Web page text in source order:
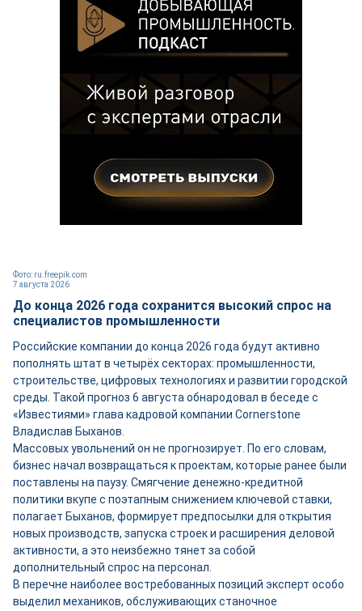
7 августа 2026
Фото: ru.freepik.com
До конца 2026 года сохранится высокий спрос на
специалистов промышленности
Российские компании до конца 2026 года будут активно
пополнять штат в четырёх секторах: промышленности,
строительстве, цифровых технологиях и развитии городской
среды. Такой прогноз 6 августа обнародовал в беседе с
«Известиями» глава кадровой компании Cornerstone
Владислав Быханов.
Массовых увольнений он не прогнозирует. По его словам,
бизнес начал возвращаться к проектам, которые ранее были
поставлены на паузу. Смягчение денежно-кредитной
политики вкупе с поэтапным снижением ключевой ставки,
полагает Быханов, формирует предпосылки для открытия
новых производств, запуска строек и расширения деловой
активности, а это неизбежно тянет за собой
дополнительный спрос на персонал.
В перечне наиболее востребованных позиций эксперт особо
выделил механиков, обслуживающих станочное